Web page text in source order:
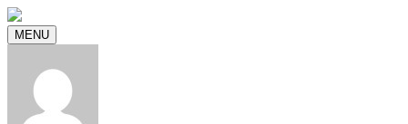
MENU